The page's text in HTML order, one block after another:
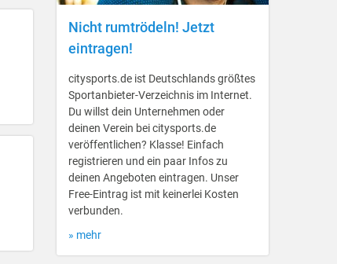
Nicht rumtrödeln! Jetzt
eintragen!
citysports.de ist Deutschlands größtes
Sportanbieter-Verzeichnis im Internet.
Du willst dein Unternehmen oder
deinen Verein bei citysports.de
veröffentlichen? Klasse! Einfach
registrieren und ein paar Infos zu
deinen Angeboten eintragen. Unser
Free-Eintrag ist mit keinerlei Kosten
verbunden.
» mehr